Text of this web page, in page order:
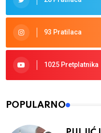
93 Pratilaca
1025 Pretplatnika
POPULARNO